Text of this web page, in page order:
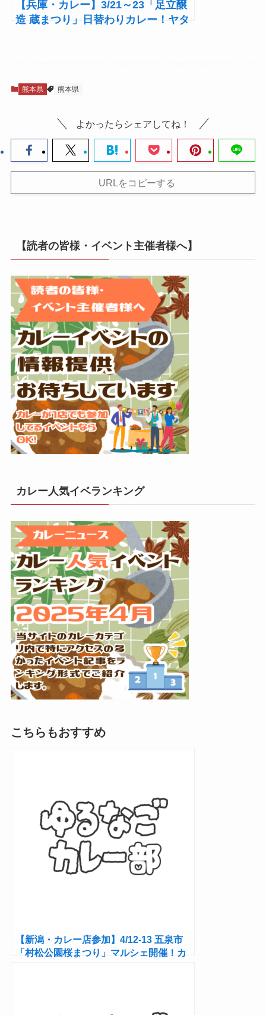
【兵庫・カレー】3/21～23「足立醸
造 蔵まつり」日替わりカレー！ヤタ
熊本県 熊本県
よかったらシェアしてね！
URLをコピーする
【読者の皆様・イベント主催者様へ】
カレー人気イベランキング
こちらもおすすめ
【新潟・カレー店参加】4/12-13 五泉市
「村松公園桜まつり」マルシェ開催！カ